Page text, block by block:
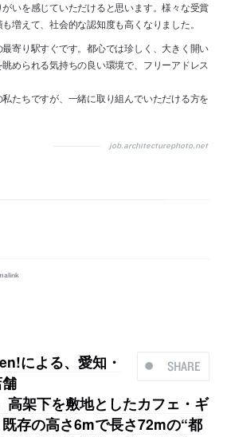
いを感じていただけると思います。様々な受賞
増えて、社会的な認知度も高くなりました。
寄り駅すぐです。都心では珍しく、大きく開い
められる気持ちの良い環境で、フリーアドレス
たちですが、一緒に取り組んでいただける方を
job.architecturephoto.net
SHARE
による、愛知・
高架下を敷地としたカフェ・ギ
存の高さ6mで長さ72mの“都